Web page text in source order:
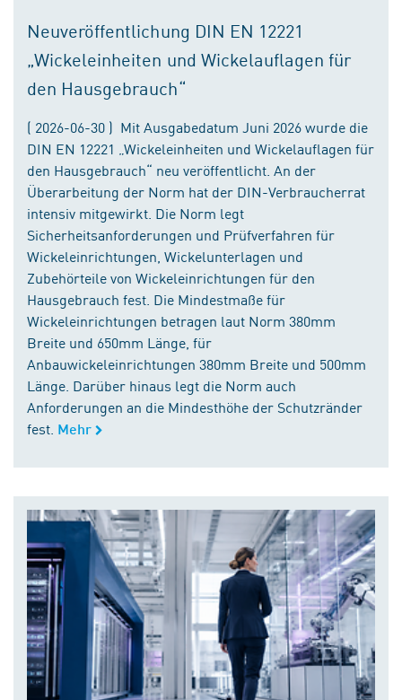
Neuveröffentlichung DIN EN 12221
„Wickeleinheiten und Wickelauflagen für
den Hausgebrauch“
( 2026-06-30 ) Mit Ausgabedatum Juni 2026 wurde die
DIN EN 12221 „Wickeleinheiten und Wickelauflagen für
den Hausgebrauch“ neu veröffentlicht. An der
Überarbeitung der Norm hat der DIN-Verbraucherrat
intensiv mitgewirkt. Die Norm legt
Sicherheitsanforderungen und Prüfverfahren für
Wickeleinrichtungen, Wickelunterlagen und
Zubehörteile von Wickeleinrichtungen für den
Hausgebrauch fest. Die Mindestmaße für
Wickeleinrichtungen betragen laut Norm 380mm
Breite und 650mm Länge, für
Anbauwickeleinrichtungen 380mm Breite und 500mm
Länge. Darüber hinaus legt die Norm auch
Anforderungen an die Mindesthöhe der Schutzränder
fest. Mehr